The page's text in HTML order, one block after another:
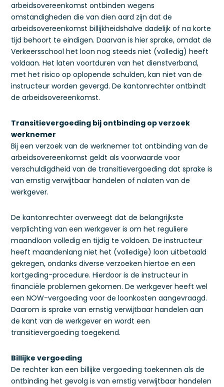
arbeidsovereenkomst ontbinden wegens
omstandigheden die van dien aard zijn dat de
arbeidsovereenkomst billijkheidshalve dadelijk of na korte
tijd behoort te eindigen. Daarvan is hier sprake, omdat de
Verkeersschool het loon nog steeds niet (volledig) heeft
voldaan. Het laten voortduren van het dienstverband,
met het risico op oplopende schulden, kan niet van de
instructeur worden gevergd. De kantonrechter ontbindt
de arbeidsovereenkomst.
Transitievergoeding bij ontbinding op verzoek
werknemer
Bij een verzoek van de werknemer tot ontbinding van de
arbeidsovereenkomst geldt als voorwaarde voor
verschuldigdheid van de transitievergoeding dat sprake is
van ernstig verwijtbaar handelen of nalaten van de
werkgever.
De kantonrechter overweegt dat de belangrijkste
verplichting van een werkgever is om het reguliere
maandloon volledig en tijdig te voldoen. De instructeur
heeft maandenlang niet het (volledige) loon uitbetaald
gekregen, ondanks diverse verzoeken hiertoe en een
kortgeding-procedure. Hierdoor is de instructeur in
financiële problemen gekomen. De werkgever heeft wel
een NOW-vergoeding voor de loonkosten aangevraagd.
Daarom is sprake van ernstig verwijtbaar handelen aan
de kant van de werkgever en wordt een
transitievergoeding toegekend.
Billijke vergoeding
De rechter kan een billijke vergoeding toekennen als de
ontbinding het gevolg is van ernstig verwijtbaar handelen